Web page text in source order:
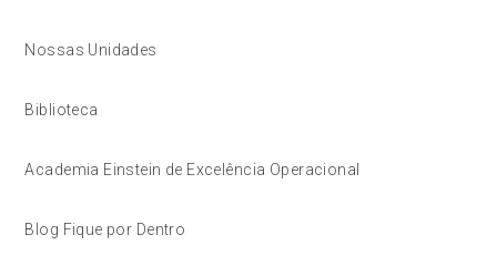
Nossas Unidades
Biblioteca
Academia Einstein de Excelência Operacional
Blog Fique por Dentro